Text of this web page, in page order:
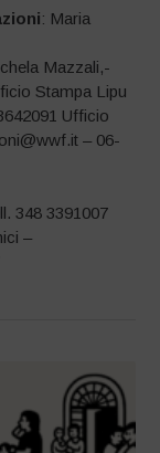
: Maria
Mazzali,-
Stampa Lipu
Ufficio
– 06-
348 3391007
–